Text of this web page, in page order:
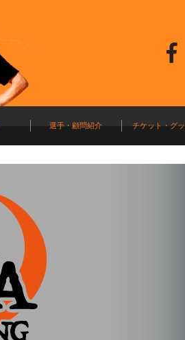
選手・顧問紹介 チケット・グ